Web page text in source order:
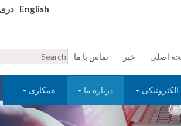
English دری
اصلی خبر تماس با ما
درباره ما همکاری